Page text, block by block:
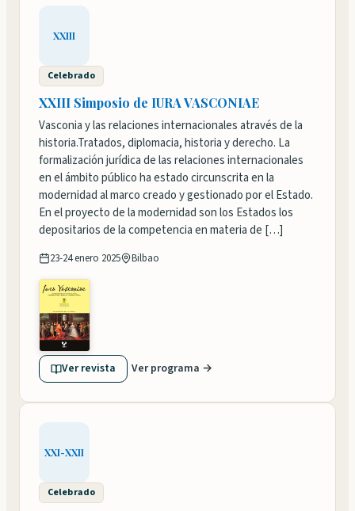
XXIII
Celebrado
XXIII Simposio de IURA VASCONIAE
Vasconia y las relaciones internacionales através de la
historia.Tratados, diplomacia, historia y derecho. La
formalización jurídica de las relaciones internacionales
en el ámbito público ha estado circunscrita en la
modernidad al marco creado y gestionado por el Estado.
En el proyecto de la modernidad son los Estados los
depositarios de la competencia en materia de […]
23-24 enero 2025 Bilbao
Ver revista Ver programa →
XXI-XXII
Celebrado